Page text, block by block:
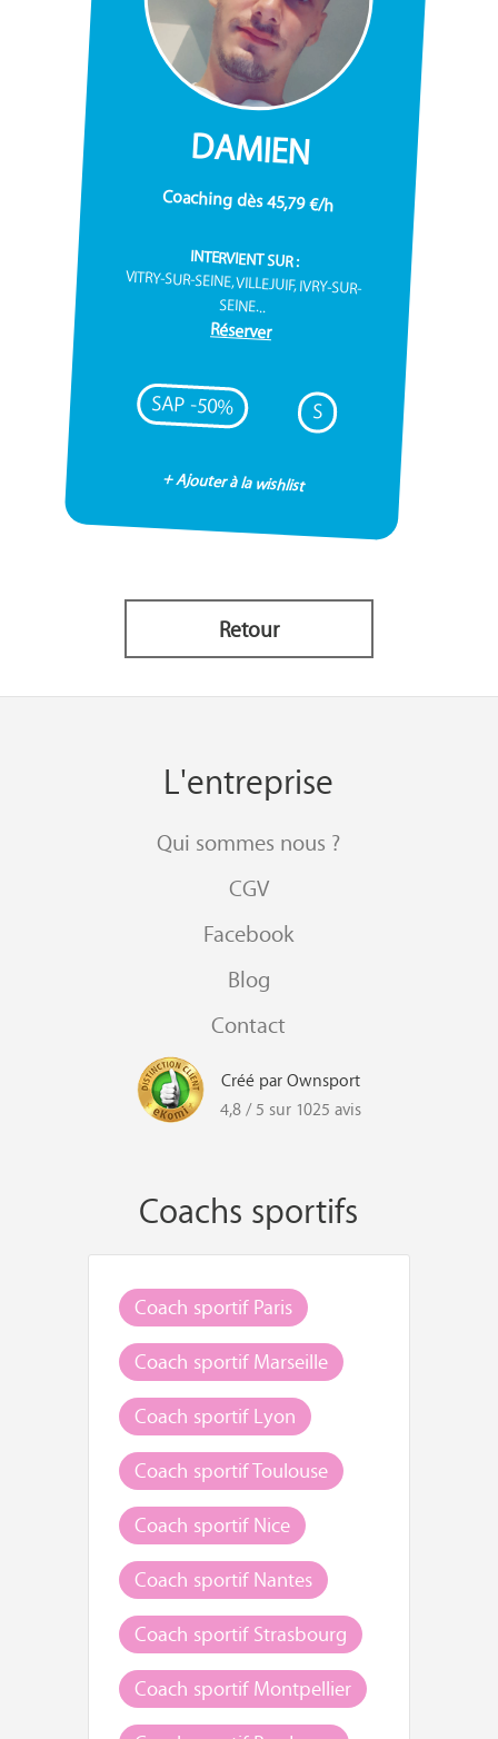
DAMIEN
Coaching dès 45,79 €/h
INTERVIENT SUR :
VITRY-SUR-SEINE, VILLEJUIF, IVRY-SUR-
SEINE...
Réserver
SAP -50% S
+ Ajouter à la wishlist
Retour
L'entreprise
Qui sommes nous ?
CGV
Facebook
Blog
Contact
Créé par Ownsport
4,8 / 5 sur 1025 avis
Coachs sportifs
Coach sportif Paris
Coach sportif Marseille
Coach sportif Lyon
Coach sportif Toulouse
Coach sportif Nice
Coach sportif Nantes
Coach sportif Strasbourg
Coach sportif Montpellier